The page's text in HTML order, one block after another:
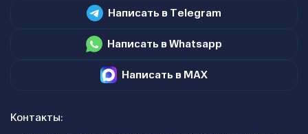
Написать в Telegram
Написать в Whatsapp
Написать в MAX
Контакты: